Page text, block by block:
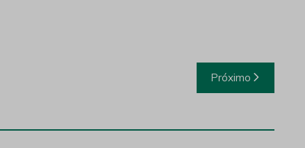
Próximo